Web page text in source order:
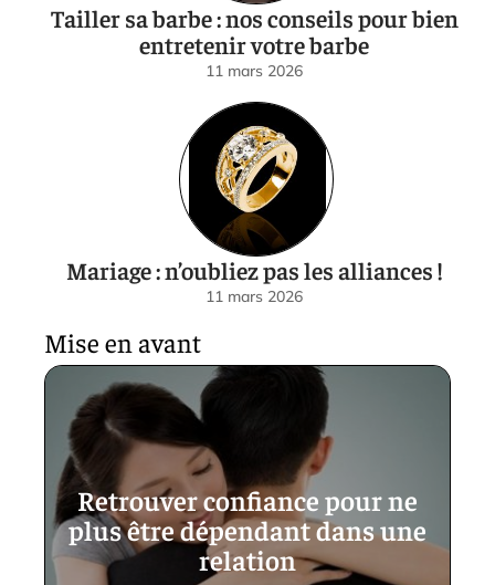
Tailler sa barbe : nos conseils pour bien
entretenir votre barbe
11 mars 2026
Mariage : n’oubliez pas les alliances !
11 mars 2026
Mise en avant
Retrouver confiance pour ne
plus être dépendant dans une
relation